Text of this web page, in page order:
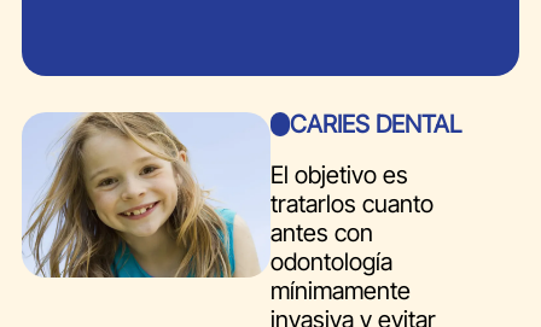
CARIES DENTAL
El objetivo es
tratarlos cuanto
antes con
odontología
mínimamente
invasiva y evitar